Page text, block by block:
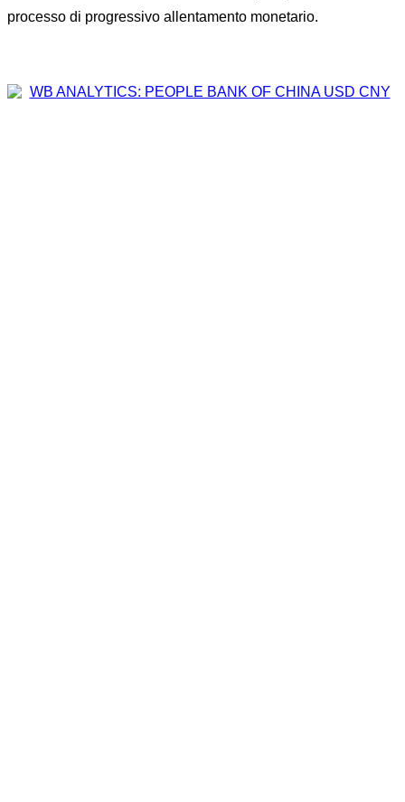
processo di progressivo allentamento monetario.